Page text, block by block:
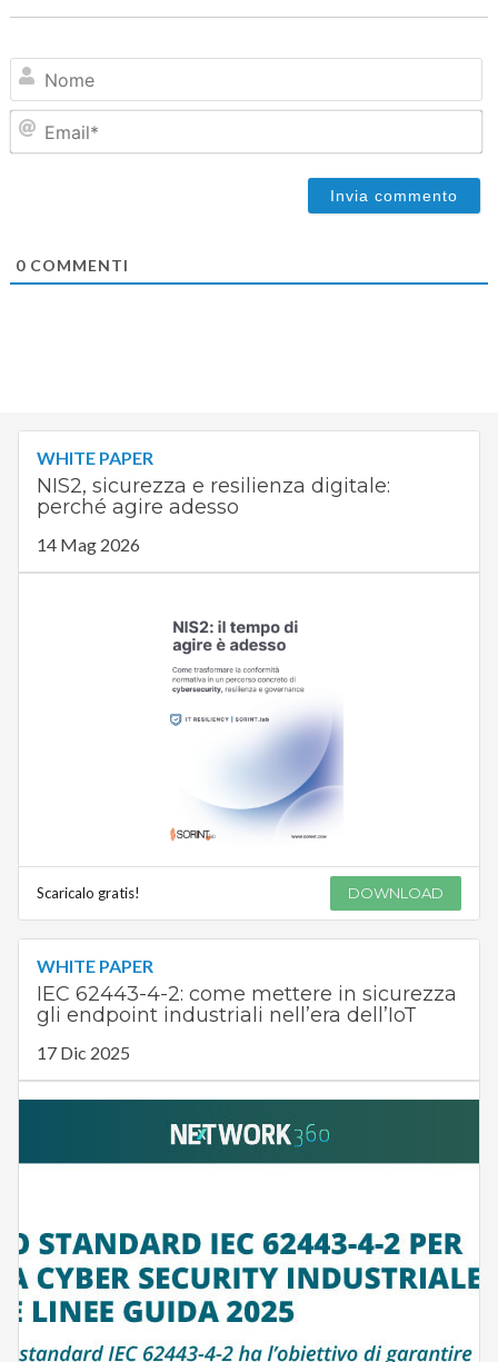
0COMMENTI
WHITE PAPER
NIS2, sicurezza e resilienza digitale:
perché agire adesso
14 Mag 2026
Scaricalo gratis! DOWNLOAD
WHITE PAPER
IEC 62443-4-2: come mettere in sicurezza
gli endpoint industriali nell’era dell’IoT
17 Dic 2025